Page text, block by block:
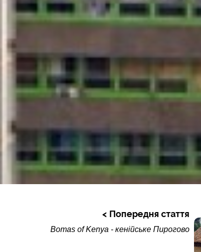
Попередня стаття
Bomas of Kenya - кенійське Пирогово